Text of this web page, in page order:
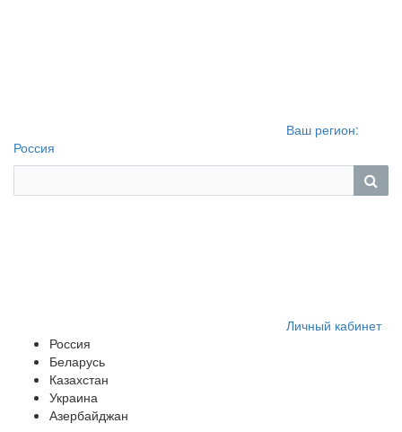
Ваш регион:
Россия
Личный кабинет
Россия
Беларусь
Казахстан
Украина
Азербайджан